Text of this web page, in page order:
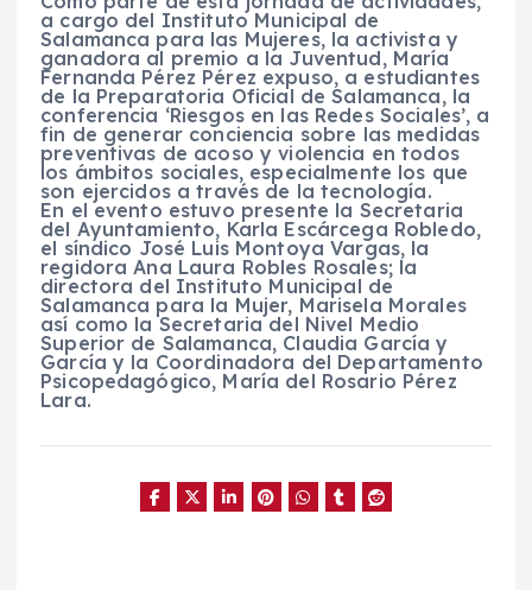
a cargo del Instituto Municipal de
Salamanca para las Mujeres, la activista y
ganadora al premio a la Juventud, María
Fernanda Pérez Pérez expuso, a estudiantes
de la Preparatoria Oficial de Salamanca, la
conferencia ‘Riesgos en las Redes Sociales’, a
fin de generar conciencia sobre las medidas
preventivas de acoso y violencia en todos
los ámbitos sociales, especialmente los que
son ejercidos a través de la tecnología.
En el evento estuvo presente la Secretaria
del Ayuntamiento, Karla Escárcega Robledo,
el síndico José Luis Montoya Vargas, la
regidora Ana Laura Robles Rosales; la
directora del Instituto Municipal de
Salamanca para la Mujer, Marisela Morales
así como la Secretaria del Nivel Medio
Superior de Salamanca, Claudia García y
García y la Coordinadora del Departamento
Psicopedagógico, María del Rosario Pérez
Lara.